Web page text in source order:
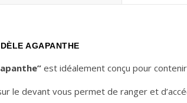
AGAPANTHE
est idéalement conçu pour
le devant vous permet de ranger et